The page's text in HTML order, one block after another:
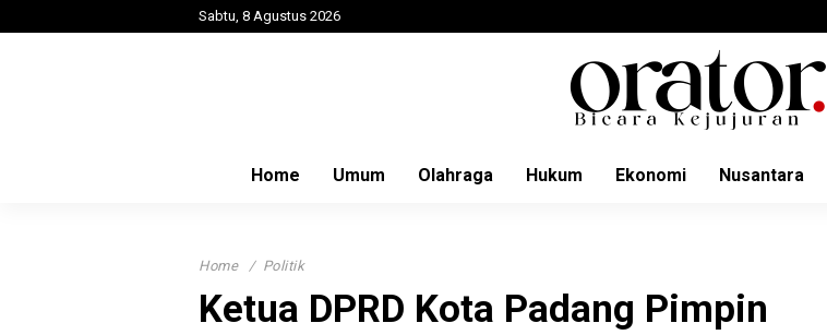
Sabtu, 8 Agustus 2026
Home Umum Olahraga Hukum Ekonomi Nusantara
Home Politik
Ketua DPRD Kota Padang Pimpin